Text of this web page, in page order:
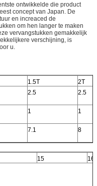
ontwikkelde die product
concept van Japan. De
en increaced de
om hen langer te maken
vervangstukken gemakkelijk
verschijning, is
u.
1.5T
2T
2.5 2.5
1 1
7.1 8
15
16